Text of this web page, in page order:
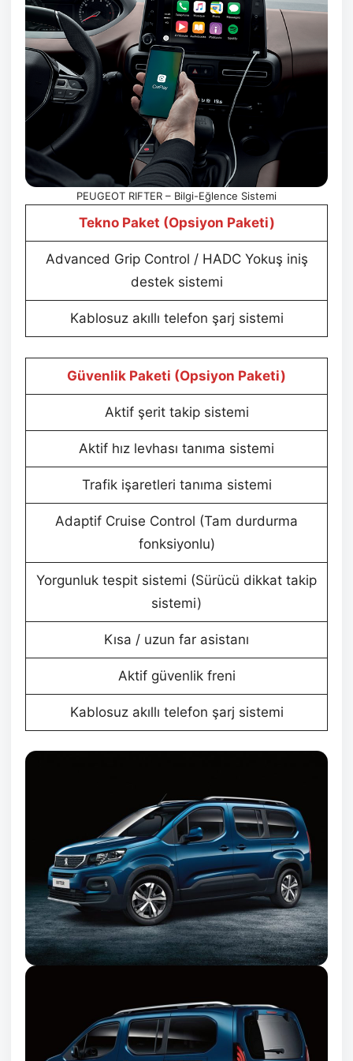
PEUGEOT RIFTER – Bilgi-Eğlence Sistemi
Tekno Paket (Opsiyon Paketi)
Advanced Grip Control / HADC Yokuş iniş
destek sistemi
Kablosuz akıllı telefon şarj sistemi
Güvenlik Paketi (Opsiyon Paketi)
Aktif şerit takip sistemi
Aktif hız levhası tanıma sistemi
Trafik işaretleri tanıma sistemi
Adaptif Cruise Control (Tam durdurma
fonksiyonlu)
Yorgunluk tespit sistemi (Sürücü dikkat takip
sistemi)
Kısa / uzun far asistanı
Aktif güvenlik freni
Kablosuz akıllı telefon şarj sistemi